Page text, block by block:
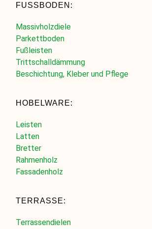
FUSSBODEN:
Massivholzdiele
Parkettboden
Fußleisten
Trittschalldämmung
Beschichtung, Kleber und Pflege
HOBELWARE:
Leisten
Latten
Bretter
Rahmenholz
Fassadenholz
TERRASSE:
Terrassendielen